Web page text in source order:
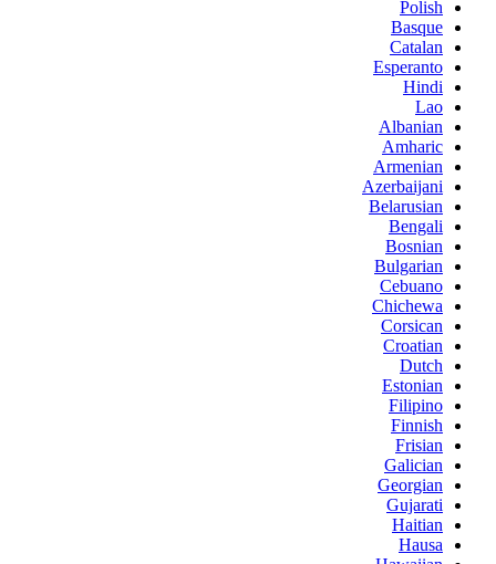
Polish
Basque
Catalan
Esperanto
Hindi
Lao
Albanian
Amharic
Armenian
Azerbaijani
Belarusian
Bengali
Bosnian
Bulgarian
Cebuano
Chichewa
Corsican
Croatian
Dutch
Estonian
Filipino
Finnish
Frisian
Galician
Georgian
Gujarati
Haitian
Hausa